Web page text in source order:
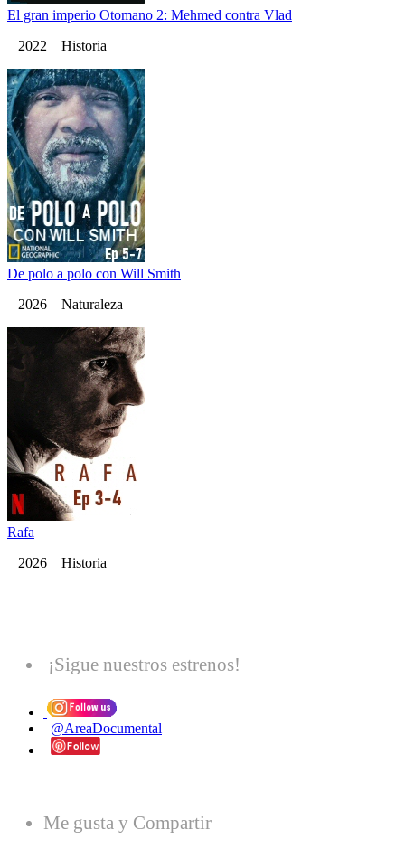
El gran imperio Otomano 2: Mehmed contra Vlad
2022 Historia
De polo a polo con Will Smith
2026 Naturaleza
Rafa
2026 Historia
¡Sigue nuestros estrenos!
@AreaDocumental
Me gusta y Compartir